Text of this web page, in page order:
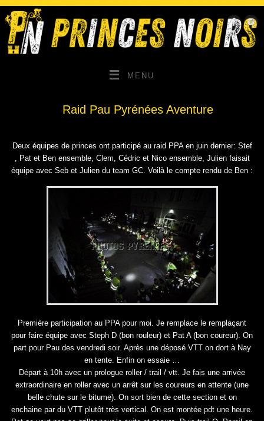
MENU
Raid Pau Pyrénées Aventure
Deux équipes de princes ont participé au raid PPA en juin dernier: Stef
, Pat et Ben ensemble, Clem, Cédric et Nico ensemble, Julien faisait
équipe avec Seb et Julien du team GC. Voilà le compte rendu de Ben :
Première participation au PPA pour moi. Je remplace le remplaçant
pour faire équipe avec Steph D (bon rouleur) et Pat A (bon coureur). On
part pour Pau des vendredi soir. Après une déposé VTT on dort à Nay
en tente. Enfin on essaie …
Départ à 10h avec un prologue roller / trail / vtt. Je fais une arrivée
extraordinaire en roller avec un arrêt sur les coureurs en attente (une
belle chute sur le bitume). On sort bien de cette section et on
enchaine par du VTT plutôt très vertical. On est montée pdt une heure.